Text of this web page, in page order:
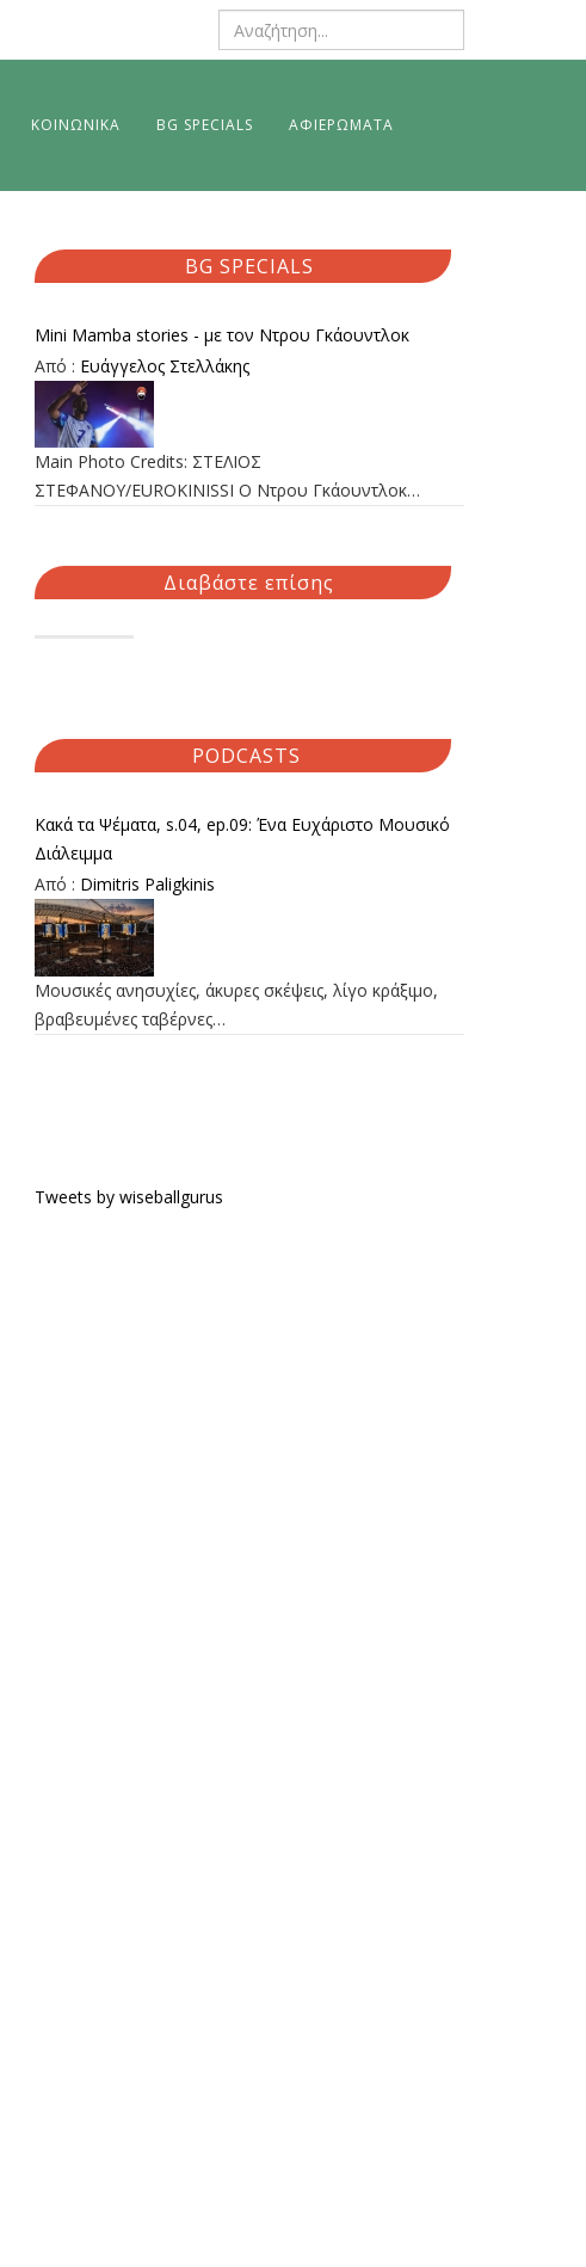
ΚΟΙΝΩΝΙΚΑ BG SPECIALS ΑΦΙΕΡΩΜΑΤΑ
BG SPECIALS
Mini Mamba stories - με τον Ντρου Γκάουντλοκ
Από : Ευάγγελος Στελλάκης
Main Photo Credits: ΣΤΕΛΙΟΣ
ΣΤΕΦΑΝΟΥ/EUROKINISSI Ο Ντρου Γκάουντλοκ…
Διαβάστε επίσης
PODCASTS
Κακά τα Ψέματα, s.04, ep.09: Ένα Ευχάριστο Μουσικό
Διάλειμμα
Από : Dimitris Paligkinis
Μουσικές ανησυχίες, άκυρες σκέψεις, λίγο κράξιμο,
βραβευμένες ταβέρνες…
Tweets by wiseballgurus